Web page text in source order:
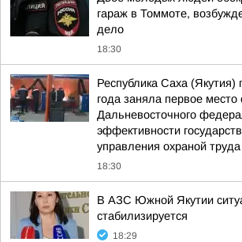
гараж в Томмоте,
дело
18:30
Республика Саха (Якутия)
года заняла первое место
Дальневосточного
эффективности
управления охраной труда
18:30
В АЗС Южной Якутии
стабилизируется
18:29